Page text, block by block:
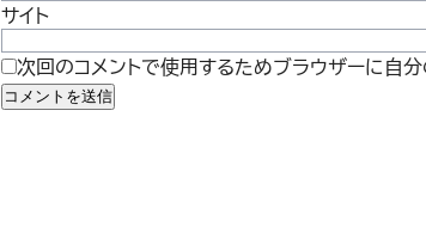
サイト
次回のコメントで使用するためブラウザーに自分